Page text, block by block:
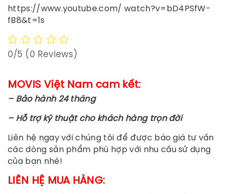
https://www.youtube.com/ watch?v=bD4PSfW-
fB8&t=1s
0/5 (0 Reviews)
MOVIS Việt Nam cam kết:
– Bảo hành 24 tháng
– Hỗ trợ kỹ thuật cho khách hàng trọn đời
Liên hệ ngay với chúng tôi để được báo giá tư vấn
các dòng sản phẩm phù hợp với nhu cầu sử dụng
của bạn nhé!
LIÊN HỆ MUA HÀNG: